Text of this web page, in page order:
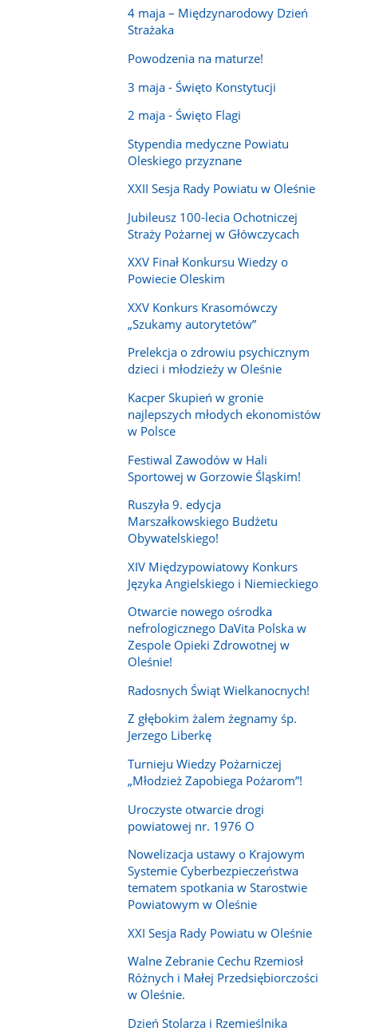
4 maja – Międzynarodowy Dzień
Strażaka
Powodzenia na maturze!
3 maja - Święto Konstytucji
2 maja - Święto Flagi
Stypendia medyczne Powiatu
Oleskiego przyznane
XXII Sesja Rady Powiatu w Oleśnie
Jubileusz 100-lecia Ochotniczej
Straży Pożarnej w Główczycach
XXV Finał Konkursu Wiedzy o
Powiecie Oleskim
XXV Konkurs Krasomówczy
„Szukamy autorytetów”
Prelekcja o zdrowiu psychicznym
dzieci i młodzieży w Oleśnie
Kacper Skupień w gronie
najlepszych młodych ekonomistów
w Polsce
Festiwal Zawodów w Hali
Sportowej w Gorzowie Śląskim!
Ruszyła 9. edycja
Marszałkowskiego Budżetu
Obywatelskiego!
XIV Międzypowiatowy Konkurs
Języka Angielskiego i Niemieckiego
Otwarcie nowego ośrodka
nefrologicznego DaVita Polska w
Zespole Opieki Zdrowotnej w
Oleśnie!
Radosnych Świąt Wielkanocnych!
Z głębokim żalem żegnamy śp.
Jerzego Liberkę
Turnieju Wiedzy Pożarniczej
„Młodzież Zapobiega Pożarom”!
Uroczyste otwarcie drogi
powiatowej nr. 1976 O
Nowelizacja ustawy o Krajowym
Systemie Cyberbezpieczeństwa
tematem spotkania w Starostwie
Powiatowym w Oleśnie
XXI Sesja Rady Powiatu w Oleśnie
Walne Zebranie Cechu Rzemiosł
Różnych i Małej Przedsiębiorczości
w Oleśnie.
Dzień Stolarza i Rzemieślnika